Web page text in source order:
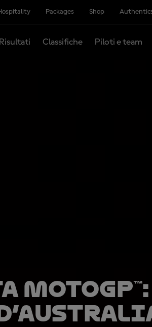
Packages Shop
Risultati Classifiche Piloti e team
MotoGP™: